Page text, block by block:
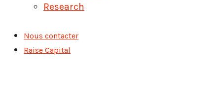
Research
Nous contacter
Raise Capital